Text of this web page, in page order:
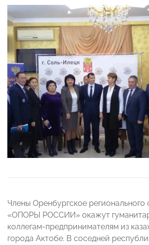
Члены Оренбургское регионального
«ОПОРЫ РОССИИ» окажут
коллегам-предпринимателям из
города Актобе. В соседней